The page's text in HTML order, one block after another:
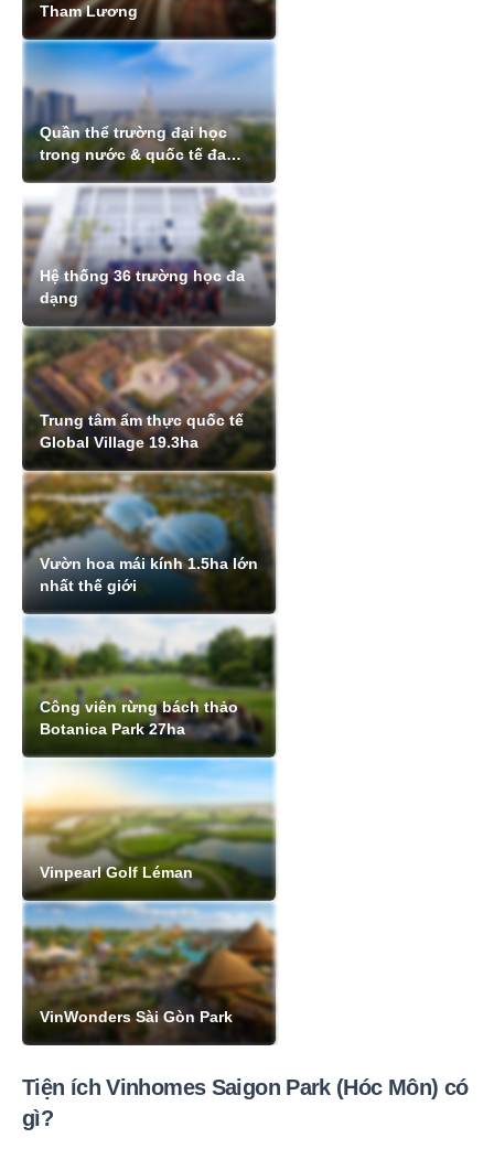
Tham Lương
Quần thể trường đại học
trong nước & quốc tế đa
dạng 150ha
Hệ thống 36 trường học đa
dạng
Trung tâm ẩm thực quốc tế
Global Village 19.3ha
Vườn hoa mái kính 1.5ha lớn
nhất thế giới
Công viên rừng bách thảo
Botanica Park 27ha
Vinpearl Golf Léman
VinWonders Sài Gòn Park
Tiện ích Vinhomes Saigon Park (Hóc Môn) có
gì?